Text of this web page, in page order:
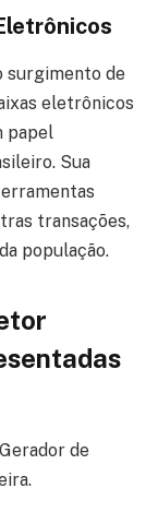
surgimento de
eletrônicos
papel
Sua
transações,
população.
de